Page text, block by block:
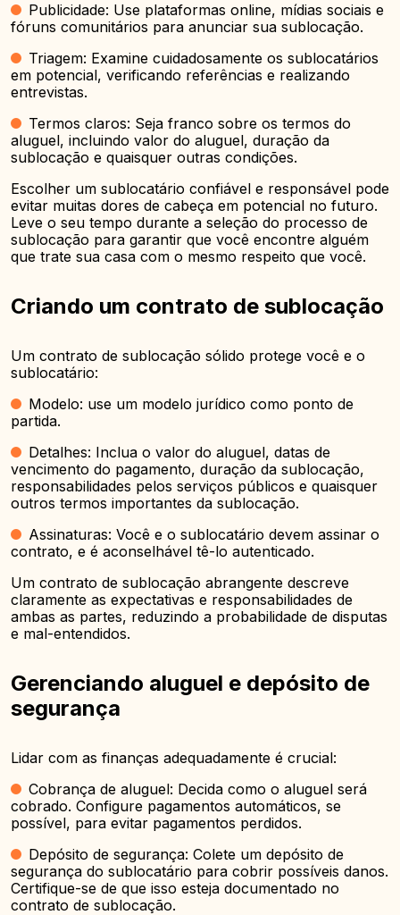
Publicidade: Use plataformas online, mídias sociais e
fóruns comunitários para anunciar sua sublocação.
Triagem: Examine cuidadosamente os sublocatários
em potencial, verificando referências e realizando
entrevistas.
Termos claros: Seja franco sobre os termos do
aluguel, incluindo valor do aluguel, duração da
sublocação e quaisquer outras condições.
Escolher um sublocatário confiável e responsável pode
evitar muitas dores de cabeça em potencial no futuro.
Leve o seu tempo durante a seleção do processo de
sublocação para garantir que você encontre alguém
que trate sua casa com o mesmo respeito que você.
Criando um contrato de sublocação
Um contrato de sublocação sólido protege você e o
sublocatário:
Modelo: use um modelo jurídico como ponto de
partida.
Detalhes: Inclua o valor do aluguel, datas de
vencimento do pagamento, duração da sublocação,
responsabilidades pelos serviços públicos e quaisquer
outros termos importantes da sublocação.
Assinaturas: Você e o sublocatário devem assinar o
contrato, e é aconselhável tê-lo autenticado.
Um contrato de sublocação abrangente descreve
claramente as expectativas e responsabilidades de
ambas as partes, reduzindo a probabilidade de disputas
e mal-entendidos.
Gerenciando aluguel e depósito de
segurança
Lidar com as finanças adequadamente é crucial:
Cobrança de aluguel: Decida como o aluguel será
cobrado. Configure pagamentos automáticos, se
possível, para evitar pagamentos perdidos.
Depósito de segurança: Colete um depósito de
segurança do sublocatário para cobrir possíveis danos.
Certifique-se de que isso esteja documentado no
contrato de sublocação.